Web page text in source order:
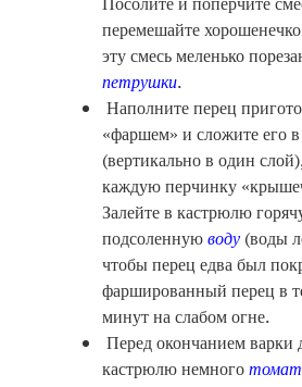
перемешайте
эту смесь меленько
петрушки.
Наполните перец
«фаршем» и сложите его
(вертикально в один
каждую перчинку
Залейте в кастрюлю
подсоленнуюводу (воды
чтобы перец едва был
фаршированный перец в
минут на слабом огне.
Перед окончанием варки
кастрюлю немного